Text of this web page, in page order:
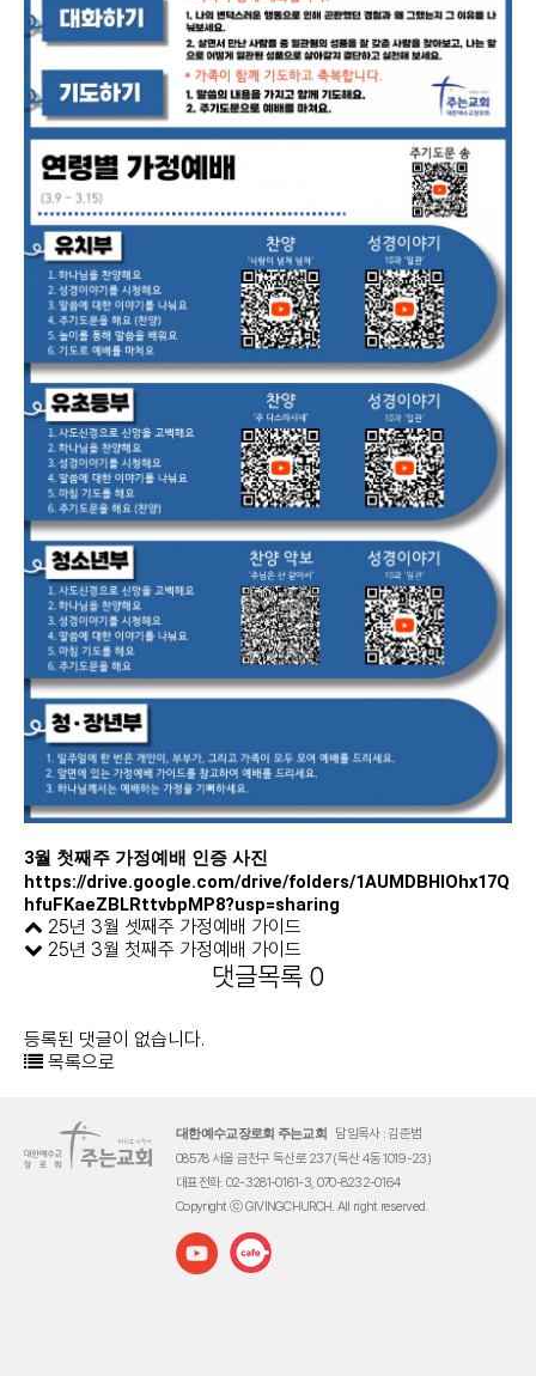
3월 첫째주 가정예배 인증 사진
https://drive.google.com/drive/folders/1AUMDBHlOhx17Q
hfuFKaeZBLRttvbpMP8?usp=sharing
25년 3월 셋째주 가정예배 가이드
25년 3월 첫째주 가정예배 가이드
댓글목록 0
등록된 댓글이 없습니다.
목록으로
대한예수교장로회 주는교회
담임목사 : 김준범
08578 서울 금천구 독산로 237 (독산 4동 1019-23)
대표전화: 02-3281-0161-3, 070-8232-0164
Copyright ⓒ GIVINGCHURCH. All right reserved.